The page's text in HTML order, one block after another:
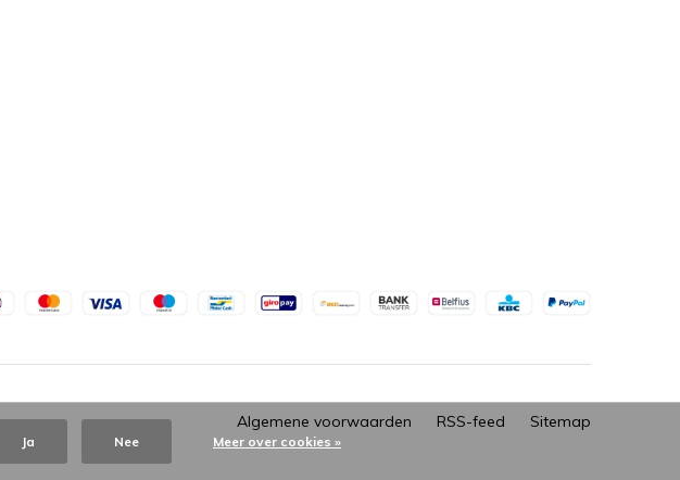
Algemene voorwaarden RSS-feed Sitemap
Ja Nee Meer over cookies »